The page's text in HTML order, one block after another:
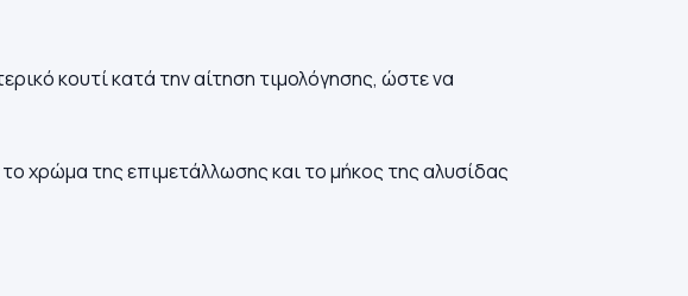
κουτί κατά την αίτηση τιμολόγησης, ώστε να
χρώμα της επιμετάλλωσης και το μήκος της αλυσίδας